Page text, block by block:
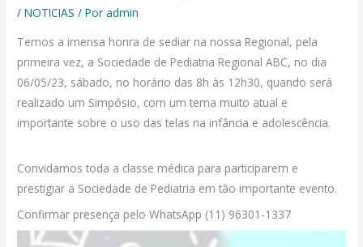
/NOTICIAS / Poradmin
Temos a imensa honra de sediar na nossa Regional, pela
primeira vez, a Sociedade de Pediatria Regional ABC, no dia
06/05/23, sábado, no horário das 8h às 12h30, quando será
realizado um Simpósio, com um tema muito atual e
importante sobre o uso das telas na infância e adolescência.
Convidamos toda a classe médica para participarem e
prestigiar a Sociedade de Pediatria em tão importante evento.
Confirmar presença pelo WhatsApp (11) 96301-1337